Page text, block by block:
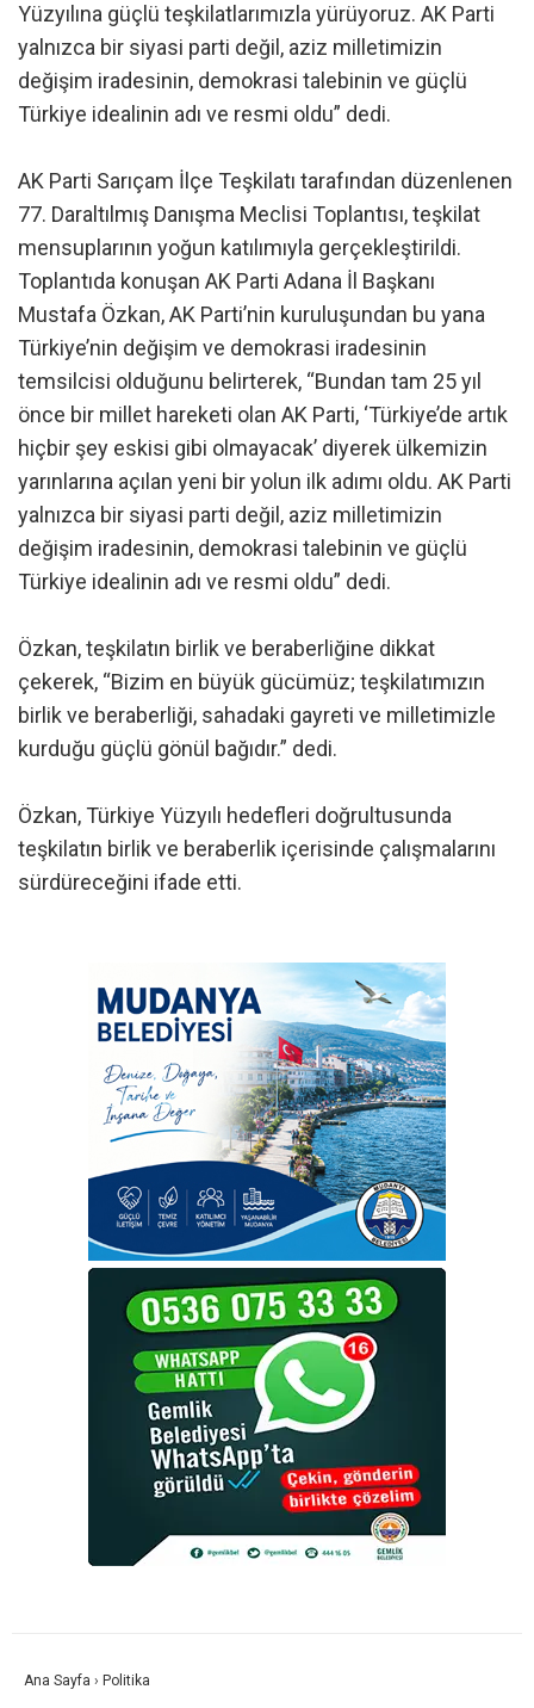
Yüzyılına güçlü teşkilatlarımızla yürüyoruz. AK Parti
yalnızca bir siyasi parti değil, aziz milletimizin
değişim iradesinin, demokrasi talebinin ve güçlü
Türkiye idealinin adı ve resmi oldu” dedi.
AK Parti Sarıçam İlçe Teşkilatı tarafından düzenlenen
77. Daraltılmış Danışma Meclisi Toplantısı, teşkilat
mensuplarının yoğun katılımıyla gerçekleştirildi.
Toplantıda konuşan AK Parti Adana İl Başkanı
Mustafa Özkan, AK Parti’nin kuruluşundan bu yana
Türkiye’nin değişim ve demokrasi iradesinin
temsilcisi olduğunu belirterek, “Bundan tam 25 yıl
önce bir millet hareketi olan AK Parti, ‘Türkiye’de artık
hiçbir şey eskisi gibi olmayacak’ diyerek ülkemizin
yarınlarına açılan yeni bir yolun ilk adımı oldu. AK Parti
yalnızca bir siyasi parti değil, aziz milletimizin
değişim iradesinin, demokrasi talebinin ve güçlü
Türkiye idealinin adı ve resmi oldu” dedi.
Özkan, teşkilatın birlik ve beraberliğine dikkat
çekerek, “Bizim en büyük gücümüz; teşkilatımızın
birlik ve beraberliği, sahadaki gayreti ve milletimizle
kurduğu güçlü gönül bağıdır.” dedi.
Özkan, Türkiye Yüzyılı hedefleri doğrultusunda
teşkilatın birlik ve beraberlik içerisinde çalışmalarını
sürdüreceğini ifade etti.
Ana Sayfa › Politika